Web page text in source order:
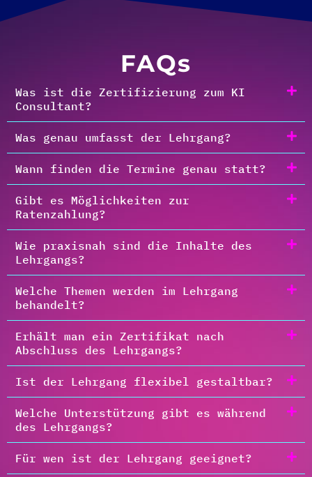
FAQs
Was ist die Zertifizierung zum KI
Consultant?
Was genau umfasst der Lehrgang?
Wann finden die Termine genau statt?
Gibt es Möglichkeiten zur
Ratenzahlung?
Wie praxisnah sind die Inhalte des
Lehrgangs?
Welche Themen werden im Lehrgang
behandelt?
Erhält man ein Zertifikat nach
Abschluss des Lehrgangs?
Ist der Lehrgang flexibel gestaltbar?
Welche Unterstützung gibt es während
des Lehrgangs?
Für wen ist der Lehrgang geeignet?